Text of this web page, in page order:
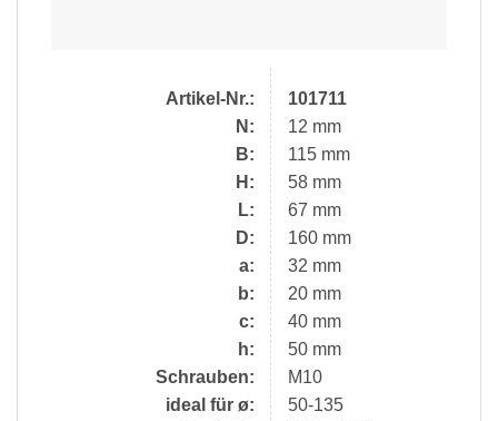
Artikel-Nr.:
N:
B:
H:
L:
D:
a:
b:
c:
h:
Schrauben:
ideal für ø:
101711
12 mm
115 mm
58 mm
67 mm
160 mm
32 mm
20 mm
40 mm
50 mm
M10
50-135